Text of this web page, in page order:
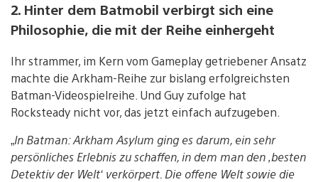
2. Hinter dem Batmobil verbirgt sich eine
Philosophie, die mit der Reihe einhergeht
Ihr strammer, im Kern vom Gameplay getriebener Ansatz
machte die Arkham-Reihe zur bislang erfolgreichsten
Batman-Videospielreihe. Und Guy zufolge hat
Rocksteady nicht vor, das jetzt einfach aufzugeben.
„In Batman: Arkham Asylum ging es darum, ein sehr
persönliches Erlebnis zu schaffen, in dem man den ‚besten
Detektiv der Welt‘ verkörpert. Die offene Welt sowie die